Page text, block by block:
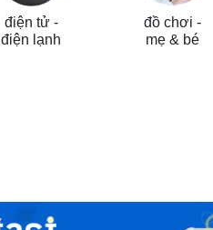
điện tử -
điện lạnh
đồ chơi -
mẹ & bé